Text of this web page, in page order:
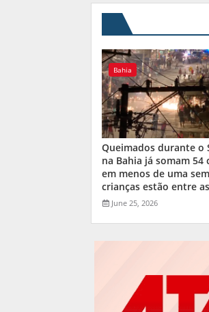
Bahia
Queimados durante o
na Bahia já somam 54
em menos de uma
crianças estão entre
June 25, 2026